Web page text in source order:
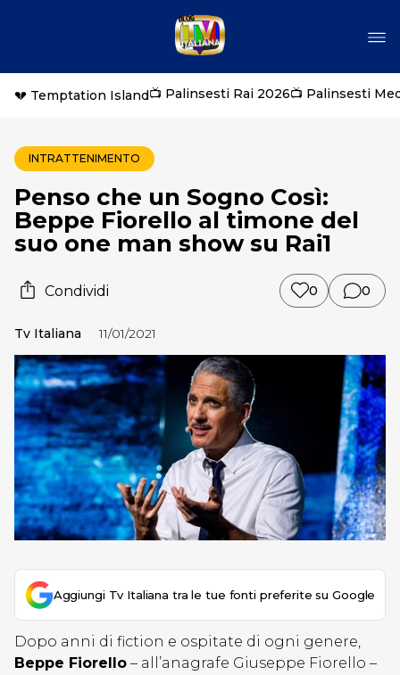
💔 Temptation Island📺 Palinsesti Rai 2026📺 Palinsesti
INTRATTENIMENTO
Penso che un Sogno Così:
Beppe Fiorello al timone del
suo one man show su Rai1
Condividi 0 0
Tv Italiana 11/01/2021
Aggiungi Tv Italiana tra le tue fonti preferite su Google
Dopo anni di fiction e ospitate di ogni genere,
Beppe Fiorello – all’anagrafe Giuseppe Fiorello –